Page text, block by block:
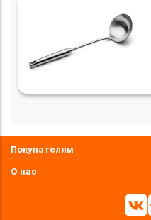
Покупателям
О нас